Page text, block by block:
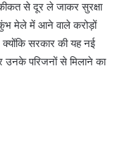
से दूर ले जाकर सुरक्षा
मेले में आने वाले करोड़ों
क्योंकि सरकार की यह नई
उनके परिजनों से मिलाने का